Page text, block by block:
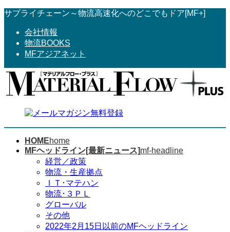
コ
へ
ス
ナ
ョ
ン
サプライチェーン～物流高速化へのどこでもドア[MF+]
会社情報
物流BOOKS
MFアジアネット
HOMEhome
MFヘッドライン[最新ニュース]mf-headline
経営／政策
物流・生産拠点
ＩＴ･マテハン
物流･３ＰＬ
グローバル
その他
2022年2月15日以前のMFヘッドライン